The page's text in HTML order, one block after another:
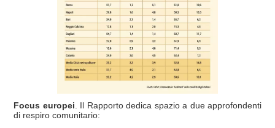
Focus europei. Il Rapporto dedica spazio a due approfondenti
di respiro comunitario: